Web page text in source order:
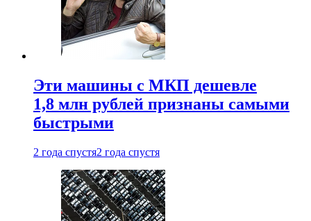
Эти машины с МКП дешевле
1,8 млн рублей признаны самыми
быстрыми
2 года спустя2 года спустя